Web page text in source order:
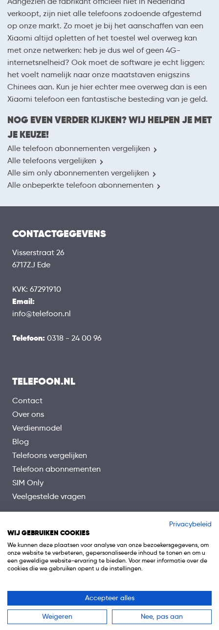
verkoopt, zijn niet alle telefoons zodoende afgestemd
op onze markt. Zo moet je bij het aanschaffen van een
Xiaomi altijd opletten of het toestel wel overweg kan
met onze netwerken: heb je dus wel of geen 4G-
internetsnelheid? Ook moet de software je echt liggen:
het voelt namelijk naar onze maatstaven enigszins
Chinees aan. Kun je hier echter mee overweg dan is een
Xiaomi telefoon een fantastische besteding van je geld.
NOG EVEN VERDER KIJKEN? WIJ HELPEN JE MET
JE KEUZE!
Alle telefoon abonnementen vergelijken
Alle telefoons vergelijken
Alle sim only abonnementen vergelijken
Alle onbeperkte telefoon abonnementen
CONTACTGEGEVENS
Visserstraat 26
6717ZJ Ede
KVK: 67291910
Email:
info@telefoon.nl
Telefoon: 0318 - 24 00 96
TELEFOON.NL
Contact
Over ons
Verdienmodel
Blog
Telefoons vergelijken
Telefoon abonnementen
SIM Only
Veelgestelde vragen
© 2026 Telefoon.nl is onderdeel van 0318 Media B.V.
Algemene voorwaarden
Privacy Cookiebeleid Disclaimer
Privacybeleid
WIJ GEBRUIKEN COOKIES
We kunnen deze plaatsen voor analyse van onze bezoekersgegevens, om
onze website te verbeteren, gepersonaliseerde inhoud te tonen en om u
een geweldige website-ervaring te bieden. Voor meer informatie over de
cookies die we gebruiken opent u de instellingen.
Accepteer alles
Weigeren Nee, pas aan